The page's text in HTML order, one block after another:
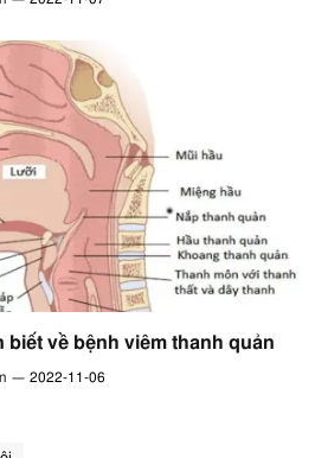
biết về bệnh viêm thanh quản
2022-11-06